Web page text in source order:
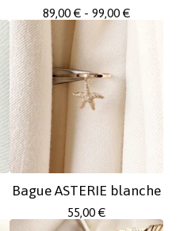
89,00 € - 99,00 €
Bague ASTERIE blanche
55,00 €